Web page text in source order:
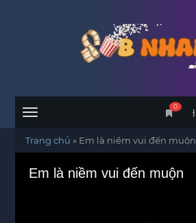
Menu
0
Trang chủ » Em là niềm vui đến muộn
Em là niềm vui đến muộn